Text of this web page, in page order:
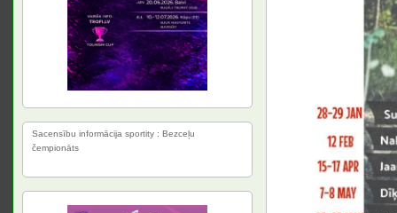
Sacensību informācija sportity : Bezceļu
čempionāts